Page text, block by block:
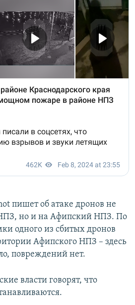
пишет об атаке дронов не
но и на Афипский НПЗ. По
одного из сбитых дронов
Афипского НПЗ – здесь
повреждений нет.
власти говорят, что